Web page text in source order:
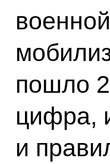
пошло
цифра,
и